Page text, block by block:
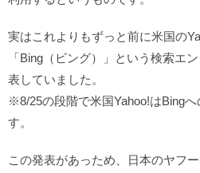
実はこれよりもずっと前に米国の
「Bing（ビング）」という検索エ
表していました。
※8/25の段階で米国Yahoo!はBing
す。
この発表があっため、日本のヤフ